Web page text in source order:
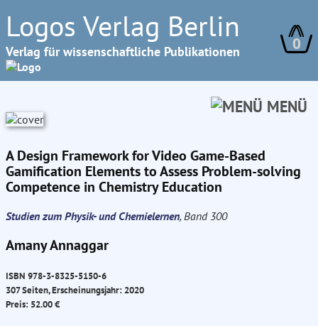
Logos Verlag Berlin
Verlag für wissenschaftliche Publikationen 0
MENÜ
A Design Framework for Video Game-Based
Gamification Elements to Assess Problem-solving
Competence in Chemistry Education
Studien zum Physik- und Chemielernen, Band 300
Amany Annaggar
ISBN 978-3-8325-5150-6
307 Seiten, Erscheinungsjahr: 2020
Preis: 52.00 €